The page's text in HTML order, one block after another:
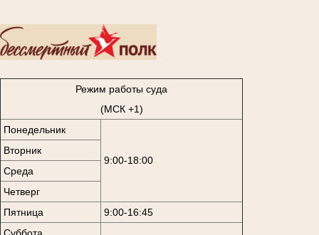
Режим работы суда
(МСК +1)
Понедельник
9:00-18:00
Вторник
Среда
Четверг
Пятница
9:00-16:45
Суббота